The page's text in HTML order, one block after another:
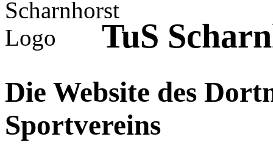
TuS
Die Website des
Sportvereins